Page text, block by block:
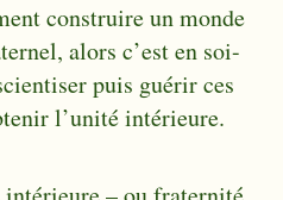
construire un monde
alors c’est en soi-
puis guérir ces
l’unité intérieure.